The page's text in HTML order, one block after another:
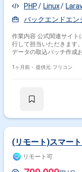
PHP
Linux
バックエンドエン
作業内容 公式関連サイト
行して担当いただきます
データの取込バッチ作成
向けたドキュメント作成
1ヶ月前・ 提供元: フリコン
(リモート)スマー
リモート可